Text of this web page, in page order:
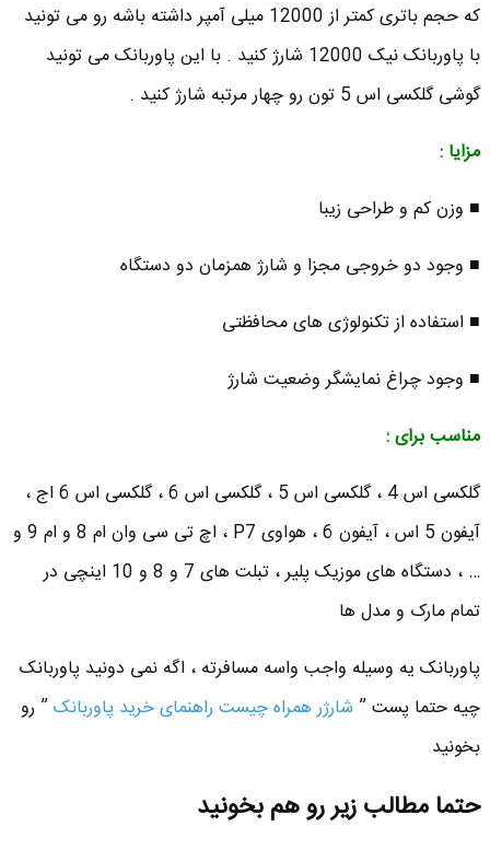
که حجم باتری کمتر از 12000 میلی آمپر داشته باشه رو می تونید
با پاوربانک نیک 12000 شارژ کنید . با این پاوربانک می تونید
گوشی گلکسی اس 5 تون رو چهار مرتبه شارژ کنید .
مزایا :
■ وزن کم و طراحی زیبا
■ وجود دو خروجی مجزا و شارژ همزمان دو دستگاه
■ استفاده از تکنولوژی های محافظتی
■ وجود چراغ نمایشگر وضعیت شارژ
مناسب برای :
گلکسی اس 4 ، گلکسی اس 5 ، گلکسی اس 6 ، گلکسی اس 6 اج ،
آیفون 5 اس ، آیفون 6 ، هواوی P7 ، اچ تی سی وان ام 8 و ام 9 و
… ، دستگاه های موزیک پلیر ، تبلت های 7 و 8 و 10 اینچی در
تمام مارک و مدل ها
پاوربانک یه وسیله واجب واسه مسافرته ، اگه نمی دونید پاوربانک
چیه حتما پست ” شارژر همراه چیست راهنمای خرید پاوربانک” رو
بخونید
حتما مطالب زیر رو هم بخونید